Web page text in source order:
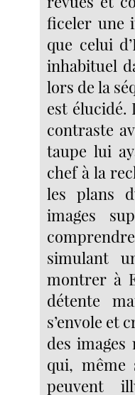
ficeler une
que celui
inhabituel
lors de la
est élucidé.
contraste
taupe lui
chef à la
les plans
images
simulant
montrer à
détente
s’envole et
des images
qui, même
peuvent